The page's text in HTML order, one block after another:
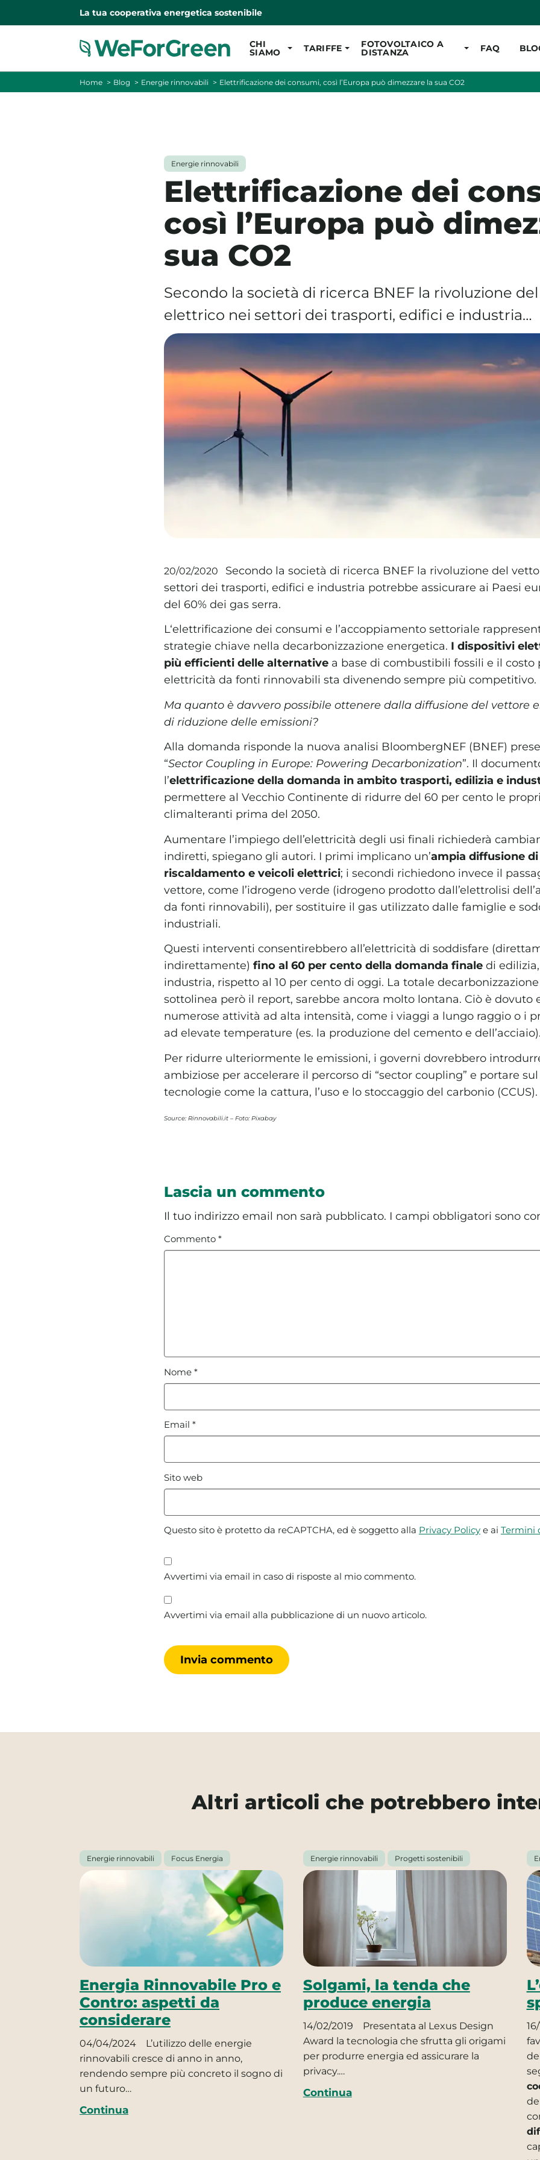
La tua cooperativa energetica sostenibile
CHI
SIAMO TARIFFE FOTOVOLTAICO A
DISTANZA FAQ
Home Blog Energie rinnovabili Elettrificazione dei consumi, così l’Europa può dimezzare la sua CO2
Energie rinnovabili
Elettrificazione dei
così l’Europa può
sua CO2
Secondo la società di ricerca BNEF la rivoluzione
elettrico nei settori dei trasporti, edifici e industria…
20/02/2020
Secondo la società di ricerca BNEF la rivoluzione del
settori dei trasporti, edifici e industria potrebbe assicurare ai Paesi
del 60% dei gas serra.
L‘elettrificazione dei consumi e l’accoppiamento settoriale
strategie chiave nella decarbonizzazione energetica. I dispositivi
più efficienti delle alternative a base di combustibili fossili e il costo
elettricità da fonti rinnovabili sta divenendo sempre più competitivo.
Ma quanto è davvero possibile ottenere dalla diffusione del vettore
di riduzione delle emissioni?
Alla domanda risponde la nuova analisi BloombergNEF (BNEF)
“Sector Coupling in Europe: Powering Decarbonization”. Il
l’elettrificazione della domanda in ambito trasporti, edilizia e
permettere al Vecchio Continente di ridurre del 60 per cento le
climalteranti prima del 2050.
Aumentare l’impiego dell’elettricità degli usi finali richiederà
indiretti, spiegano gli autori. I primi implicano un’ampia diffusione
riscaldamento e veicoli elettrici; i secondi richiedono invece il
vettore, come l’idrogeno verde (idrogeno prodotto dall’elettrolisi
da fonti rinnovabili), per sostituire il gas utilizzato dalle famiglie e
industriali.
Questi interventi consentirebbero all’elettricità di soddisfare
indirettamente) fino al 60 per cento della domanda finale di
industria, rispetto al 10 per cento di oggi. La totale
sottolinea però il report, sarebbe ancora molto lontana. Ciò è dovuto
numerose attività ad alta intensità, come i viaggi a lungo raggio o i
ad elevate temperature (es. la produzione del cemento e dell’acciaio).
Per ridurre ulteriormente le emissioni, i governi dovrebbero
ambiziose per accelerare il percorso di “sector coupling” e portare
tecnologie come la cattura, l’uso e lo stoccaggio del carbonio (CCUS).
Source: Rinnovabili.it – Foto: Pixabay
Lascia un commento
Il tuo indirizzo email non sarà pubblicato. I campi obbligatori sono
Commento *
Nome *
Email *
Sito web
Questo sito è protetto da reCAPTCHA, ed è soggetto alla Privacy Policy e ai Termini
Avvertimi via email in caso di risposte al mio commento.
Avvertimi via email alla pubblicazione di un nuovo articolo.
Altri articoli che potrebbero
Energie rinnovabili Focus Energia
Energia Rinnovabile Pro e
Contro: aspetti da
considerare
04/04/2024
L’utilizzo delle energie
rinnovabili cresce di anno in anno,
rendendo sempre più concreto il sogno di
un futuro…
Continua
Energie rinnovabili Progetti sostenibili
Solgami, la tenda che
produce energia
14/02/2019
Presentata al Lexus Design
Award la tecnologia che sfrutta gli origami
per produrre energia ed assicurare la
privacy.…
Continua